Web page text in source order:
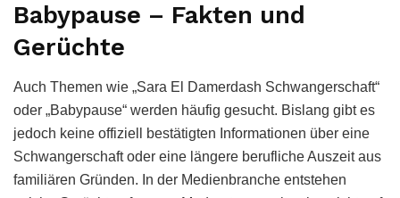
Babypause – Fakten und
Gerüchte
Auch Themen wie „Sara El Damerdash Schwangerschaft“
oder „Babypause“ werden häufig gesucht. Bislang gibt es
jedoch keine offiziell bestätigten Informationen über eine
Schwangerschaft oder eine längere berufliche Auszeit aus
familiären Gründen. In der Medienbranche entstehen